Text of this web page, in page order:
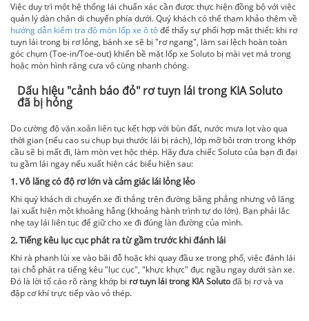
Việc duy trì một hệ thống lái chuẩn xác cần được thực hiện đồng bộ với việc
quản lý dàn chân di chuyển phía dưới. Quý khách có thể tham khảo thêm về
hướng dẫn kiểm tra độ mòn lốp xe ô tôđể thấy sự phối hợp mật thiết: khi rơ
tuyn lái trong bị rơ lỏng, bánh xe sẽ bị "rơ ngang", làm sai lệch hoàn toàn
góc chụm (Toe-in/Toe-out) khiến bề mặt lốp xe Soluto bị mài vẹt má trong
hoặc mòn hình răng cưa vô cùng nhanh chóng.
Dấu hiệu "cảnh báo đỏ" rơ tuyn lái trong KIA Soluto
đã bị hỏng
Do cường độ vặn xoắn liên tục kết hợp với bùn đất, nước mưa lọt vào qua
thời gian (nếu cao su chụp bụi thước lái bị rách), lớp mỡ bôi trơn trong khớp
cầu sẽ bị mất đi, làm mòn vẹt hộc thép. Hãy đưa chiếc Soluto của bạn đi đại
tu gầm lái ngay nếu xuất hiện các biểu hiện sau:
1. Vô lăng có độ rơ lớn và cảm giác lái lỏng lẻo
Khi quý khách di chuyển xe đi thẳng trên đường bằng phẳng nhưng vô lăng
lại xuất hiện một khoảng hẫng (khoảng hành trình tự do lớn). Bạn phải lắc
nhẹ tay lái liên tục để giữ cho xe đi đúng làn đường của mình.
2. Tiếng kêu lục cục phát ra từ gầm trước khi đánh lái
Khi rà phanh lùi xe vào bãi đỗ hoặc khi quay đầu xe trong phố, việc đánh lái
tại chỗ phát ra tiếng kêu "lục cục", "khực khực" đục ngầu ngay dưới sàn xe.
Đó là lời tố cáo rõ ràng khớp bi rơ tuyn lái trong KIA Solutođã bị rơ và va
đập cơ khí trực tiếp vào vỏ thép.